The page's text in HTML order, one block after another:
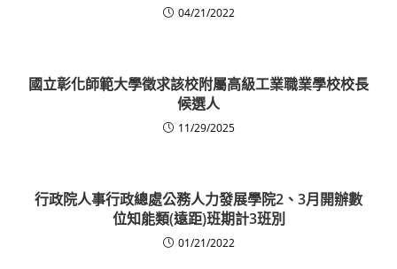
04/21/2022
國立彰化師範大學徵求該校附屬高級工業職業學校校長
候選人
11/29/2025
行政院人事行政總處公務人力發展學院2、3月開辦數
位知能類(遠距)班期計3班別
01/21/2022